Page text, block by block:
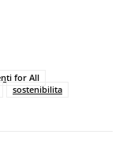
for All
sostenibilita